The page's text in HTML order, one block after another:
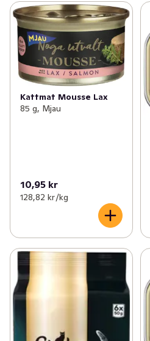
Kattmat Mousse Lax
85 g, Mjau
10,95 kr
128,82 kr /kg